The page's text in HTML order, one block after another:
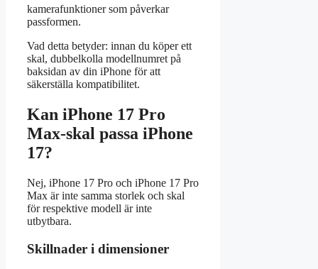
kamerafunktioner som påverkar
passformen.
Vad detta betyder: innan du köper ett
skal, dubbelkolla modellnumret på
baksidan av din iPhone för att
säkerställa kompatibilitet.
Kan iPhone 17 Pro
Max-skal passa iPhone
17?
Nej, iPhone 17 Pro och iPhone 17 Pro
Max är inte samma storlek och skal
för respektive modell är inte
utbytbara.
Skillnader i dimensioner